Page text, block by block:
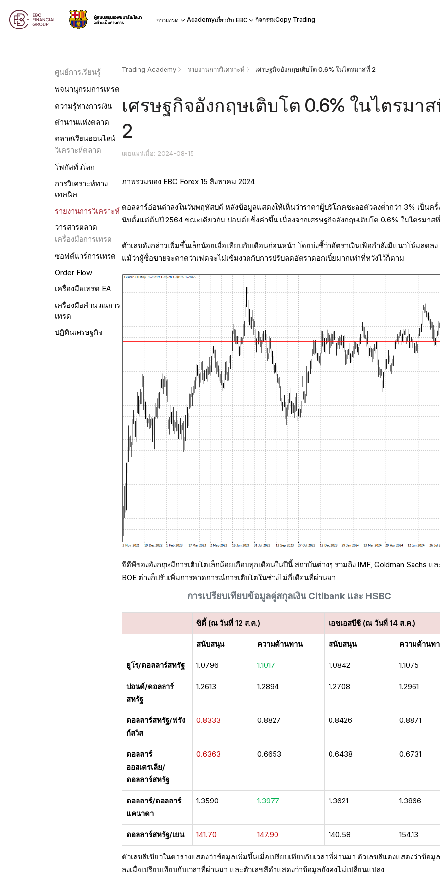
การเทรด Academyเกี่ยวกับ EBC กิจกรรมCopy Trading
ศูนย์การเรียนรู้
พจนานุกรมการเทรด
ความรู้ทางการเงิน
ตำนานแห่งตลาด
คลาสเรียนออนไลน์
วิเคราะห์ตลาด
โฟกัสทั่วโลก
การวิเคราะห์ทาง
เทคนิค
รายงานการวิเคราะห์
วารสารตลาด
เครื่องมือการเทรด
ซอฟต์แวร์การเทรด
Order Flow
เครื่องมือเทรด EA
เครื่องมือคำนวณการ
เทรด
ปฏิทินเศรษฐกิจ
Trading Academy รายงานการวิเคราะห์ เศรษฐกิจอังกฤษเติบโต 0.6% ในไตรมาสที่ 2
เศรษฐกิจอังกฤษเติบโต 0.6% ในไตรมา
2
เผยแพร่เมื่อ: 2024-08-15
ภาพรวมของ EBC Forex 15 สิงหาคม 2024
ดอลลาร์อ่อนค่าลงในวันพฤหัสบดี หลังข้อมูลแสดงให้เห็นว่าราคาผู้บริโภคชะลอตัวลงต่ำกว่า 3% เป็นครั้
นับตั้งแต่ต้นปี 2564 ขณะเดียวกัน ปอนด์แข็งค่าขึ้น เนื่องจากเศรษฐกิจอังกฤษเติบโต 0.6% ในไตรมาส
ตัวเลขดังกล่าวเพิ่มขึ้นเล็กน้อยเมื่อเทียบกับเดือนก่อนหน้า โดยบ่งชี้ว่าอัตราเงินเฟ้อกำลังมีแนวโน้มลดลง
แม้ว่าผู้ซื้อขายจะคาดว่าเฟดจะไม่เข้มงวดกับการปรับลดอัตราดอกเบี้ยมากเท่าที่หวังไว้ก็ตาม
จีดีพีของอังกฤษมีการเติบโตเล็กน้อยเกือบทุกเดือนในปีนี้ สถาบันต่างๆ รวมถึง IMF, Goldman Sachs แล
BOE ต่างก็ปรับเพิ่มการคาดการณ์การเติบโตในช่วงไม่กี่เดือนที่ผ่านมา
การเปรียบเทียบข้อมูลคู่สกุลเงิน Citibank และ HSBC
ซิตี้ (ณ วันที่ 12 ส.ค.) เอชเอสบีซี (ณ วันที่ 14 ส.ค.)
สนับสนุน ความต้านทาน สนับสนุน ความต้านท
ยูโร/ดอลลาร์สหรัฐ 1.0796 1.1017 1.0842 1.1075
ปอนด์/ดอลลาร์
สหรัฐ
1.2613 1.2894 1.2708 1.2961
ดอลลาร์สหรัฐ/ฟรัง
ก์สวิส
0.8333 0.8827 0.8426 0.8871
ดอลลาร์
ออสเตรเลีย/
ดอลลาร์สหรัฐ
0.6363 0.6653 0.6438 0.6731
ดอลลาร์/ดอลลาร์
แคนาดา
1.3590 1.3977 1.3621 1.3866
ดอลลาร์สหรัฐ/เยน 141.70 147.90 140.58 154.13
ตัวเลขสีเขียวในตารางแสดงว่าข้อมูลเพิ่มขึ้นเมื่อเปรียบเทียบกับเวลาที่ผ่านมา ตัวเลขสีแดงแสดงว่าข้อมู
ลงเมื่อเปรียบเทียบกับเวลาที่ผ่านมา และตัวเลขสีดำแสดงว่าข้อมูลยังคงไม่เปลี่ยนแปลง